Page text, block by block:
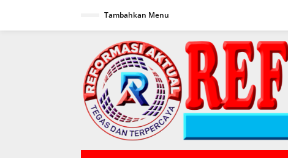
Tambahkan Menu